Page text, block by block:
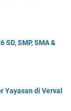
SMP, SMA &
Yayasan di Verval